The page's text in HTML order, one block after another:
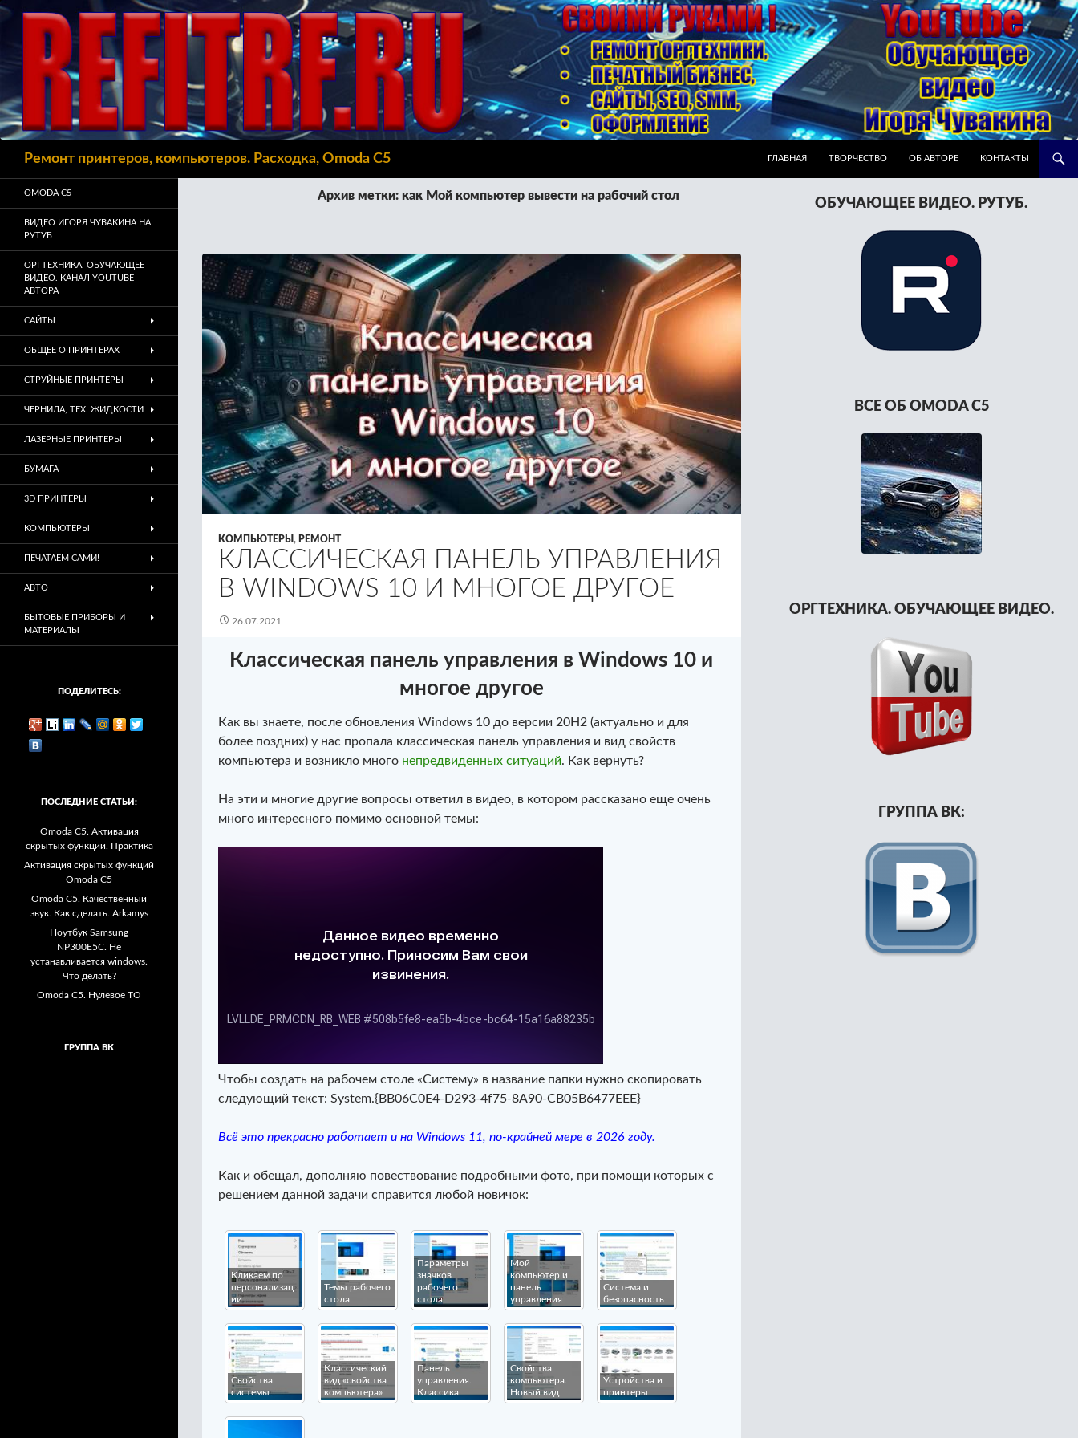
Ремонт принтеров, компьютеров. Расходка, Omoda C5
ГЛАВНАЯ
ТВОРЧЕСТВО ОБ АВТОРЕ КОНТАКТЫ
Архив метки: как Мой компьютер вывести на рабочий стол
КОМПЬЮТЕРЫ , РЕМОНТ
КЛАССИЧЕСКАЯ ПАНЕЛЬ УПРАВЛЕНИЯ
В WINDOWS 10 И МНОГОЕ ДРУГОЕ
26.07.2021
Классическая панель управления в Windows 10 и
многое другое
Как вы знаете, после обновления Windows 10 до версии 20H2 (актуально и для
более поздних) у нас пропала классическая панель управления и вид свойств
компьютера и возникло много непредвиденных ситуаций. Как вернуть?
На эти и многие другие вопросы ответил в видео, в котором рассказано еще очень
много интересного помимо основной темы:
Чтобы создать на рабочем столе «Систему» в название папки нужно скопировать
следующий текст: System.{BB06C0E4-D293-4f75-8A90-CB05B6477EEE}
Всё это прекрасно работает и на Windows 11, по-крайней мере в 2026 году.
Как и обещал, дополняю повествование подробными фото, при помощи которых с
решением данной задачи справится любой новичок:
Кликаем по
персонализац
ии
Темы рабочего
стола
Параметры
значков
рабочего
стола
Мой
компьютер и
панель
управления
Система и
безопасность
Свойства
системы
Классический
вид «свойства
компьютера»
Панель
управления.
Классика
Свойства
компьютера.
Новый вид
Устройства и
принтеры
ОБУЧАЮЩЕЕ ВИДЕО. РУТУБ.
ВСЕ ОБ OMODA C5
ОРГТЕХНИКА. ОБУЧАЮЩЕЕ ВИДЕО.
ГРУППА ВК:
OMODA C5
ВИДЕО ИГОРЯ ЧУВАКИНА НА
РУТУБ
ОРГТЕХНИКА. ОБУЧАЮЩЕЕ
ВИДЕО. КАНАЛ YOUTUBE
АВТОРА
САЙТЫ
ОБЩЕЕ О ПРИНТЕРАХ
СТРУЙНЫЕ ПРИНТЕРЫ
ЧЕРНИЛА, ТЕХ. ЖИДКОСТИ
ЛАЗЕРНЫЕ ПРИНТЕРЫ
БУМАГА
3D ПРИНТЕРЫ
КОМПЬЮТЕРЫ
ПЕЧАТАЕМ САМИ!
АВТО
БЫТОВЫЕ ПРИБОРЫ И
МАТЕРИАЛЫ
ПОДЕЛИТЕСЬ:
ПОСЛЕДНИЕ СТАТЬИ:
Omoda C5. Активация
скрытых функций. Практика
Активация скрытых функций
Omoda C5
Omoda C5. Качественный
звук. Как сделать. Arkamys
Ноутбук Samsung
NP300E5C. Не
устанавливается windows.
Что делать?
Omoda C5. Нулевое ТО
ГРУППА ВК